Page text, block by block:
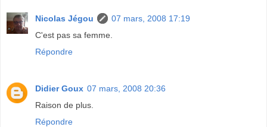
Nicolas Jégou
07 mars, 2008 17:19
C'est pas sa femme.
Répondre
Didier Goux 07 mars, 2008 20:36
Raison de plus.
Répondre